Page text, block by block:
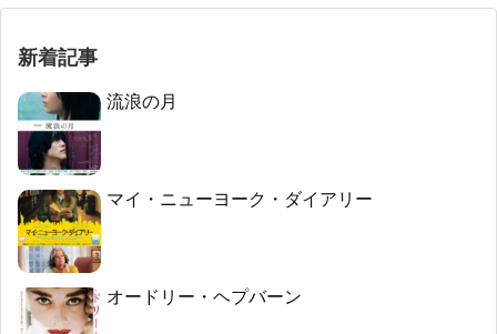
新着記事
流浪の月
マイ・ニューヨーク・ダイアリー
オードリー・ヘプバーン